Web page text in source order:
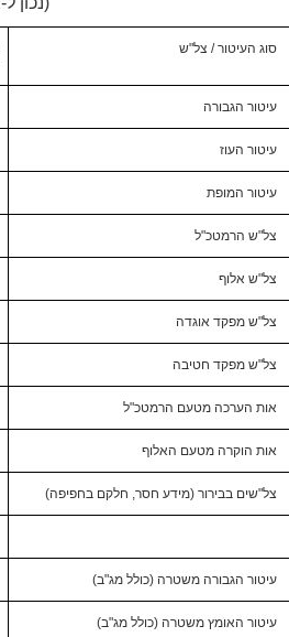
סוג העיטור / צל"ש
עיטור הגבורה
עיטור העוז
עיטור המופת
צל"ש הרמטכ"ל
צל"ש אלוף
צל"ש מפקד אוגדה
צל"ש מפקד חטיבה
אות הערכה מטעם הרמטכ"ל
אות הוקרה מטעם האלוף
צל"שים בבירור (מידע חסר, חלקם בחפיפה)
עיטור הגבורה משטרה (כולל מג"ב)
עיטור האומץ משטרה (כולל מג"ב)